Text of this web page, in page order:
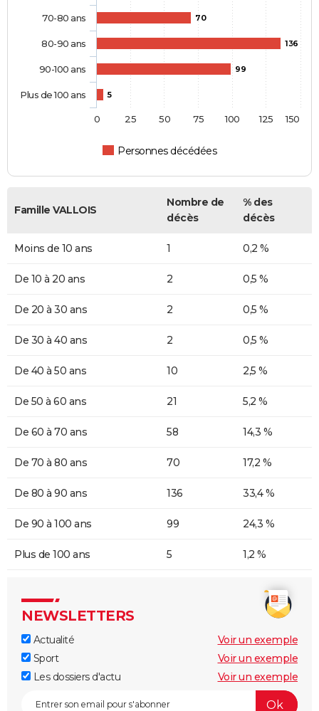
70
136
99
5
Personnes décédées
70-80 ans
80-90 ans
90-100 ans
Plus de 100 ans
0 25 50 75 100 125 150
Famille VALLOIS
Nombre de
décès
% des
décès
Moins de 10 ans 1 0,2 %
De 10 à 20 ans 2 0,5 %
De 20 à 30 ans 2 0,5 %
De 30 à 40 ans 2 0,5 %
De 40 à 50 ans 10 2,5 %
De 50 à 60 ans 21 5,2 %
De 60 à 70 ans 58 14,3 %
De 70 à 80 ans 70 17,2 %
De 80 à 90 ans 136 33,4 %
De 90 à 100 ans 99 24,3 %
Plus de 100 ans 5 1,2 %
NEWSLETTERS
Actualité
Voir un exemple
Sport
Voir un exemple
Les dossiers d'actu
Voir un exemple